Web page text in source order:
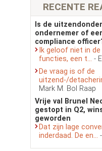
RECENTE
Is de
ondernemer of
compliance
Ik geloof niet in
functies, een t... -
De vraag is of de
uitzend-/
Mark M. Bol Raap
Vrije val Brunel
gestopt in Q2,
geworden
Dat zijn lage
inderdaad. De en...